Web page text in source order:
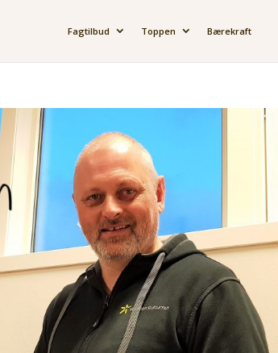
Fagtilbud Toppen Bærekraft